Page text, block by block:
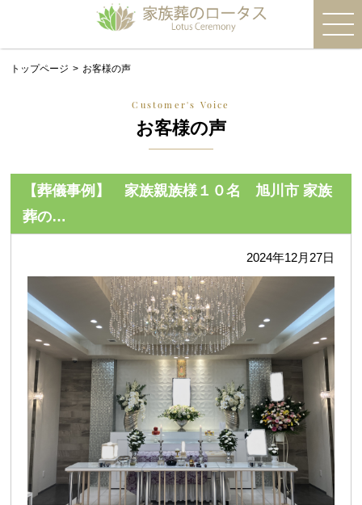
トップページ お客様の声
Customer's Voice
お客様の声
【葬儀事例】 家族親族様１０名 旭川市 家族
葬の…
2024年12月27日